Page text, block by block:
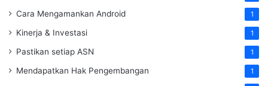
Cara Mengamankan Android 1
Kinerja & Investasi 1
Pastikan setiap ASN 1
Mendapatkan Hak Pengembangan 1